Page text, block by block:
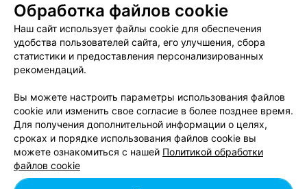
Вам будет интересно
Лечение зависимостей в Бресте
Лаборатории в Бресте
Обработка файлов cookie
Наш сайт использует файлы cookie для обеспечения
удобства пользователей сайта, его улучшения, сбора
статистики и предоставления персонализированных
рекомендаций.
Вы можете настроить параметры использования файлов
cookie или изменить свое согласие в более позднее время.
Для получения дополнительной информации о целях,
сроках и порядке использования файлов cookie вы
можете ознакомиться с нашей Политикой обработки
файлов cookie